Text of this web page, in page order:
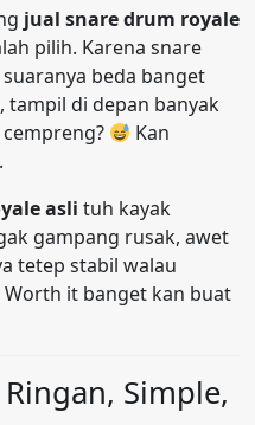
jual snare drum royale
pilih. Karena snare
beda banget
tampil di depan banyak
Kan
asli tuh kayak
gampang rusak, awet
tetep stabil walau
it banget kan buat
Simple,